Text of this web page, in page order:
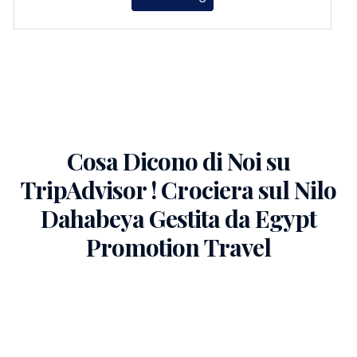
Cosa Dicono di Noi su
TripAdvisor ! Crociera sul Nilo
Dahabeya Gestita da Egypt
Promotion Travel